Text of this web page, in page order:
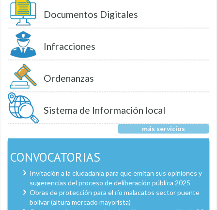
Documentos Digitales
Infracciones
Ordenanzas
Sistema de Información local
más servicios
CONVOCATORIAS
Invitación a la ciudadanía para que emitan sus opiniones y
sugerencias del proceso de deliberación pública 2025
Obras de protección para el río malacatos sector puente
bolívar (altura mercado mayorista)